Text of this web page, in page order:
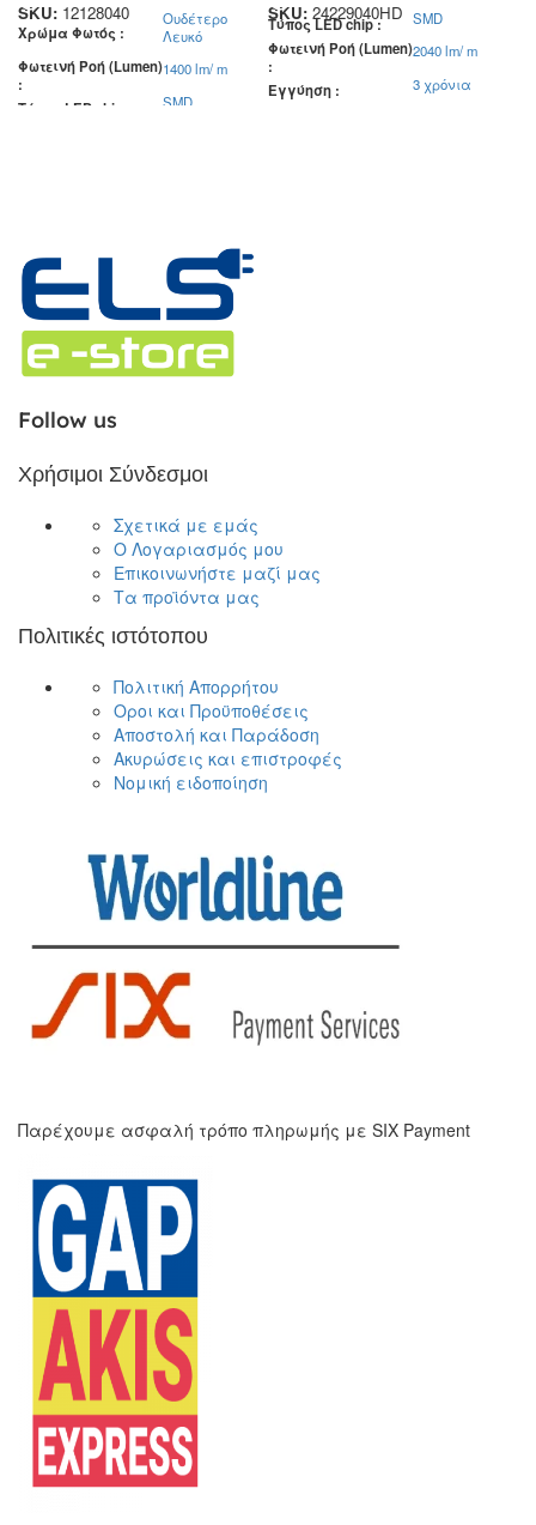
SKU: 12128040
Χρώμα Φωτός
Ουδέτερο
Λευκό
Φωτεινή Ροή (Lumen)1400 lm/ m
Τύπος LED chip
SMD
SKU: 24229040HD
Τύπος LED chip
SMD
Φωτεινή Ροή (Lumen)2040 lm/ m
Εγγύηση
3 χρόνια
Follow us
Χρήσιμοι Σύνδεσμοι
Σχετικά με εμάς
Ο Λογαριασμός μου
Επικοινωνήστε μαζί μας
Τα προϊόντα μας
Πολιτικές ιστότοπου
Πολιτική Απορρήτου
Οροι και Προϋποθέσεις
Αποστολή και Παράδοση
Ακυρώσεις και επιστροφές
Νομική ειδοποίηση
Παρέχουμε ασφαλή τρόπο πληρωμής με SIX Payment